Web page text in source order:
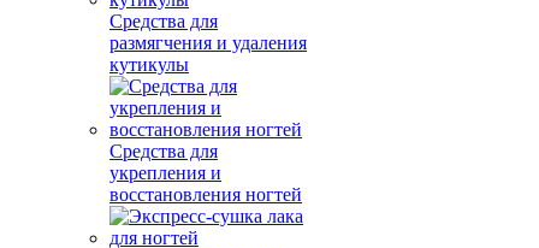
Средства для
размягчения и удаления
кутикулы
Средства для
укрепления и
восстановления ногтей